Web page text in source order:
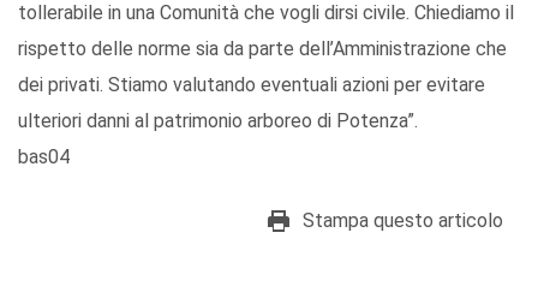
tollerabile in una Comunità che vogli dirsi civile. Chiediamo il
rispetto delle norme sia da parte dell’Amministrazione che
dei privati. Stiamo valutando eventuali azioni per evitare
ulteriori danni al patrimonio arboreo di Potenza”.
bas04
Stampa questo articolo